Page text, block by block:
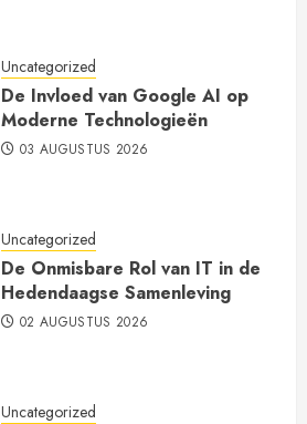
Uncategorized
De Invloed van Google AI op
Moderne Technologieën
03 AUGUSTUS 2026
Uncategorized
De Onmisbare Rol van IT in de
Hedendaagse Samenleving
02 AUGUSTUS 2026
Uncategorized